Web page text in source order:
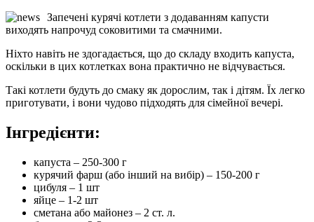
Запечені курячі котлети з додаванням капусти
виходять напрочуд соковитими та смачними.
Ніхто навіть не здогадається, що до складу входить капуста,
оскільки в цих котлетках вона практично не відчувається.
Такі котлети будуть до смаку як дорослим, так і дітям. Їх легко
приготувати, і вони чудово підходять для сімейної вечері.
Інгредієнти:
капуста – 250-300 г
курячий фарш (або інший на вибір) – 150-200 г
цибуля – 1 шт
яйце – 1-2 шт
сметана або майонез – 2 ст. л.